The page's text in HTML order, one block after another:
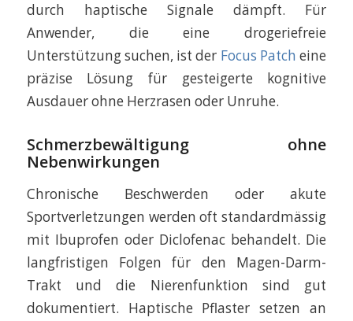
durch haptische Signale dämpft. Für
Anwender, die eine drogeriefreie
Unterstützung suchen, ist der Focus Patch eine
präzise Lösung für gesteigerte kognitive
Ausdauer ohne Herzrasen oder Unruhe.
Schmerzbewältigung ohne
Nebenwirkungen
Chronische Beschwerden oder akute
Sportverletzungen werden oft standardmässig
mit Ibuprofen oder Diclofenac behandelt. Die
langfristigen Folgen für den Magen-Darm-
Trakt und die Nierenfunktion sind gut
dokumentiert. Haptische Pflaster setzen an